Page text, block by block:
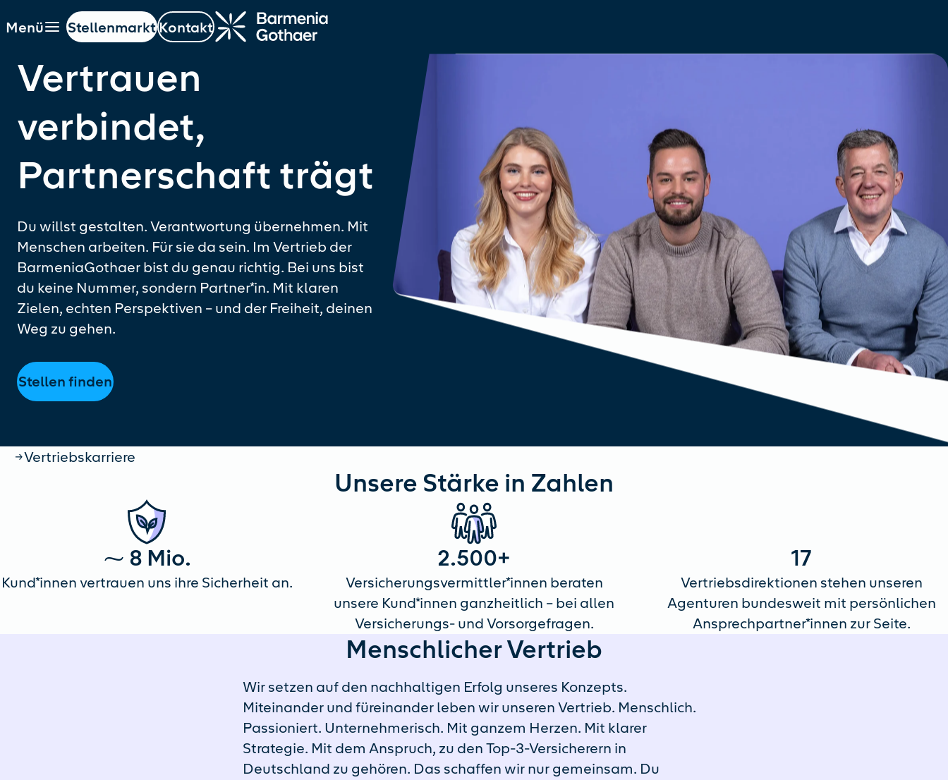
springen
springen
Menü
Hauptnavigation öffnen
StellenmarktKontakt
Vertrauen
verbindet,
Partnerschaft trägt
Du willst gestalten. Verantwortung übernehmen. Mit
Menschen arbeiten. Für sie da sein. Im Vertrieb der
BarmeniaGothaer bist du genau richtig. Bei uns bist
du keine Nummer, sondern Partner*in. Mit klaren
Zielen, echten Perspektiven – und der Freiheit, deinen
Weg zu gehen.
Stellen finden
Startseite
Vertriebskarriere
Unsere Stärke in Zahlen
⁓ 8 Mio.
Kund*innen vertrauen uns ihre Sicherheit an.
2.500+
Versicherungsvermittler*innen beraten
unsere Kund*innen ganzheitlich – bei allen
Versicherungs- und Vorsorgefragen.
17
Vertriebsdirektionen stehen unseren
Agenturen bundesweit mit persönlichen
Ansprechpartner*innen zur Seite.
Menschlicher Vertrieb
Wir setzen auf den nachhaltigen Erfolg unseres Konzepts.
Miteinander und füreinander leben wir unseren Vertrieb. Menschlich.
Passioniert. Unternehmerisch. Mit ganzem Herzen. Mit klarer
Strategie. Mit dem Anspruch, zu den Top-3-Versicherern in
Deutschland zu gehören. Das schaffen wir nur gemeinsam. Du